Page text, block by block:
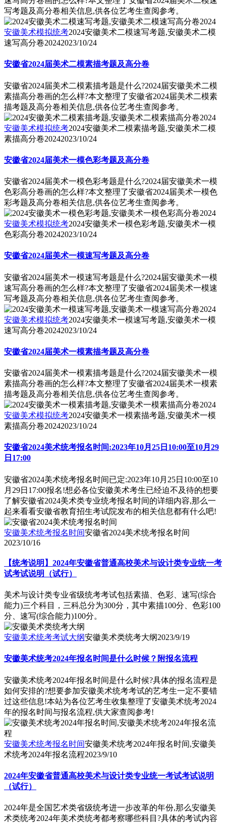
写考题及高分卷相关信息,供各位艺考生查阅参考。
安徽美术模拟统考2024安徽美术二模速写考题,安徽美术二模
速写高分卷20242023/10/24
安徽省2024届美术二模素描考题及高分卷
安徽省2024届美术二模素描考题是什么?2024届安徽美术二模
素描高分卷画的怎么样?本文整理了安徽省2024届美术二模素
描考题及高分卷相关信息,供各位艺考生查阅参考。
安徽美术模拟统考2024安徽美术二模素描考题,安徽美术二模
素描高分卷20242023/10/24
安徽省2024届美术一模色彩考题及高分卷
安徽省2024届美术一模色彩考题是什么?2024届安徽美术一模
色彩高分卷画的怎么样?本文整理了安徽省2024届美术一模色
彩考题及高分卷相关信息,供各位艺考生查阅参考。
安徽美术模拟统考2024安徽美术一模色彩考题,安徽美术一模
色彩高分卷20242023/10/24
安徽省2024届美术一模速写考题及高分卷
安徽省2024届美术一模速写考题是什么?2024届安徽美术一模
速写高分卷画的怎么样?本文整理了安徽省2024届美术一模速
写考题及高分卷相关信息,供各位艺考生查阅参考。
安徽美术模拟统考2024安徽美术一模速写考题,安徽美术一模
速写高分卷20242023/10/24
安徽省2024届美术一模素描考题及高分卷
安徽省2024届美术一模素描考题是什么?2024届安徽美术一模
素描高分卷画的怎么样?本文整理了安徽省2024届美术一模素
描考题及高分卷相关信息,供各位艺考生查阅参考。
安徽美术模拟统考2024安徽美术一模素描考题,安徽美术一模
素描高分卷20242023/10/24
安徽省2024美术统考报名时间:2023年10月25日10:00至10月29
日17:00
安徽省2024美术统考报名时间已定:2023年10月25日10:00至10
月29日17:00报名!想必各位安徽美术考生已经迫不及待的想要
了解安徽省2024美术类专业统考报名时间的详细内容,那么一
起来看看安徽省教育招生考试院发布的相关信息都有什么吧!
安徽美术统考报名时间安徽省2024美术统考报名时间
2023/10/16
【统考说明】2024年安徽省普通高校美术与设计类专业统一考
试考试说明（试行）
美术与设计类专业省级统考考试包括素描、色彩、速写(综合
能力)三个科目，三科总分为300分，其中素描100分、色彩100
分、速写(综合能力)100分。
安徽美术统考考试大纲安徽美术类统考大纲2023/9/19
安徽美术统考2024年报名时间是什么时候？附报名流程
安徽美术统考2024年报名时间是什么时候?具体的报名流程是
如何安排的?想要参加安徽美术统考考试的艺考生一定不要错
过这些信息!本站为各位艺考生收集整理了安徽美术统考2024
年的报名时间与报名流程,供大家查阅参考!
安徽美术统考报名时间安徽美术统考2024年报名时间,安徽美
术统考2024年报名流程2023/9/10
2024年安徽省普通高校美术与设计类专业统一考试考试说明
（试行）
2024年是全国艺术类省级统考进一步改革的年份,那么安徽美
术类统考2024年美术类统考都考察哪些科目?具体的考试内容